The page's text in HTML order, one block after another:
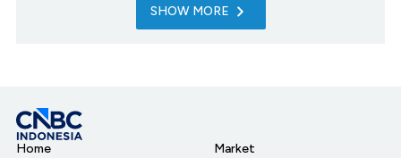
SHOW MORE
Home
Market